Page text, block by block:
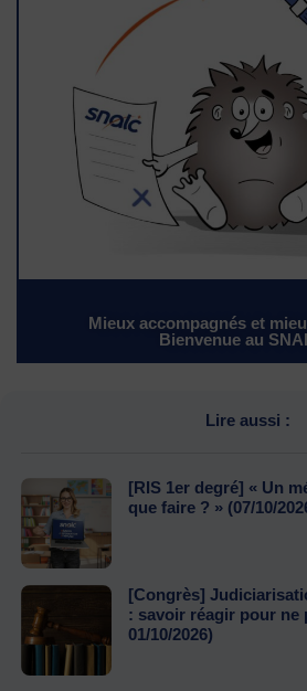
Mieux accompagnés et
Bienvenue au
Lire aussi :
[RIS 1er degré] « Un
que faire ? » (07/10/
[Congrès]
: savoir réagir pour ne
01/10/2026)